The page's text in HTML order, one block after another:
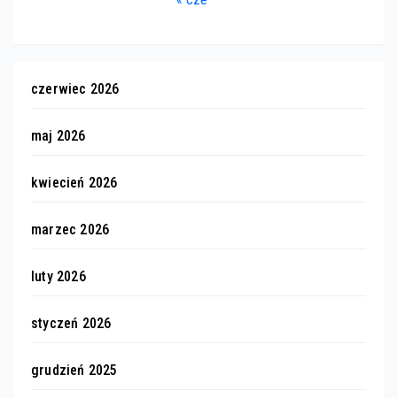
czerwiec 2026
maj 2026
kwiecień 2026
marzec 2026
luty 2026
styczeń 2026
grudzień 2025